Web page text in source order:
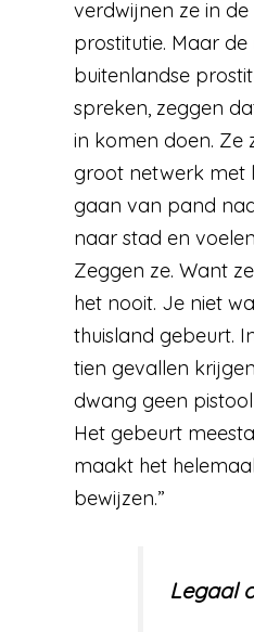
verdwijnen ze in
prostitutie. Maar de
buitenlandse
spreken, zeggen
in komen doen. Ze
groot netwerk met
gaan van pand
naar stad en
Zeggen ze. Want
het nooit. Je niet
thuisland gebeurt.
tien gevallen
dwang geen
Het gebeurt
maakt het
bewijzen.”
Legaal